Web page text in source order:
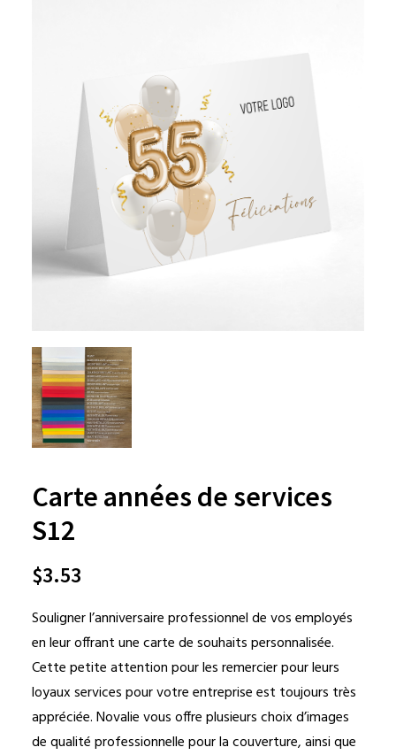
Carte années de services
S12
$3.53
Souligner l’anniversaire professionnel de vos employés
en leur offrant une carte de souhaits personnalisée.
Cette petite attention pour les remercier pour leurs
loyaux services pour votre entreprise est toujours très
appréciée. Novalie vous offre plusieurs choix d’images
de qualité professionnelle pour la couverture, ainsi que